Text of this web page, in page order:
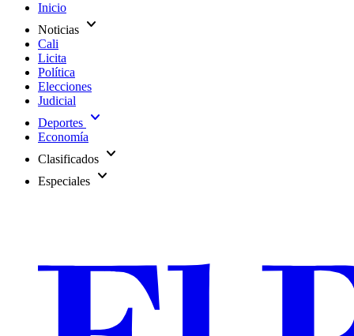
Inicio
Noticias expand_more
Cali
Licita
Política
Elecciones
Judicial
Deportes expand_more
Economía
Clasificados expand_more
Especiales expand_more